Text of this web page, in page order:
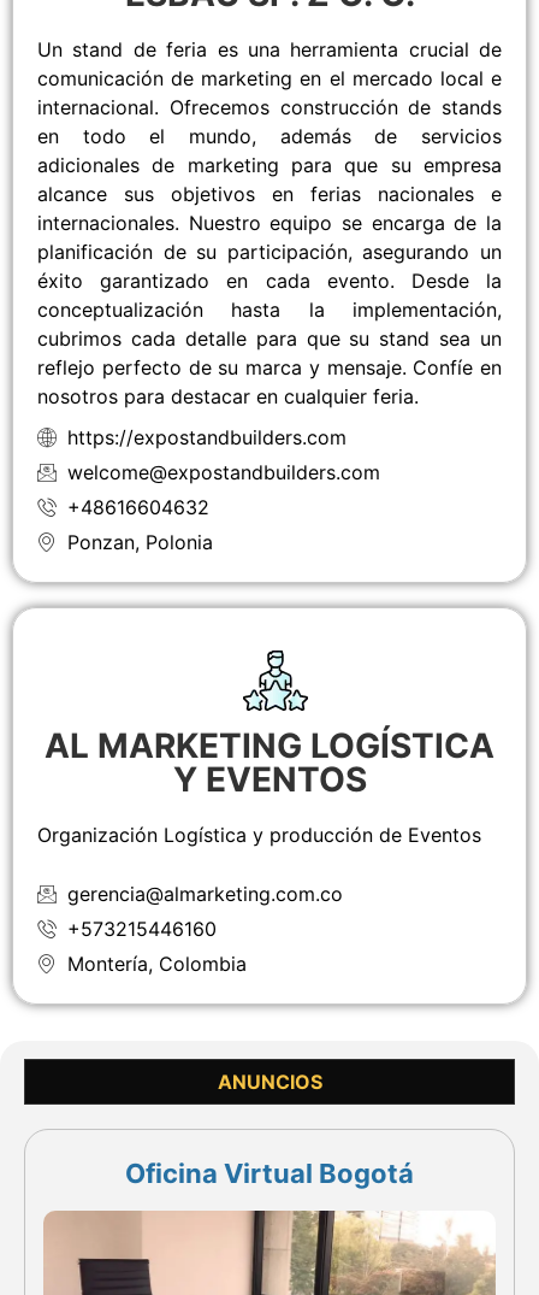
Un stand de feria es una herramienta crucial de
comunicación de marketing en el mercado local e
internacional. Ofrecemos construcción de stands
en todo el mundo, además de servicios
adicionales de marketing para que su empresa
alcance sus objetivos en ferias nacionales e
internacionales. Nuestro equipo se encarga de la
planificación de su participación, asegurando un
éxito garantizado en cada evento. Desde la
conceptualización hasta la implementación,
cubrimos cada detalle para que su stand sea un
reflejo perfecto de su marca y mensaje. Confíe en
nosotros para destacar en cualquier feria.
https://expostandbuilders.com
welcome@expostandbuilders.com
+48616604632
Ponzan, Polonia
AL MARKETING LOGÍSTICA
Y EVENTOS
Organización Logística y producción de Eventos
gerencia@almarketing.com.co
+573215446160
Montería, Colombia
ANUNCIOS
Oficina Virtual Bogotá